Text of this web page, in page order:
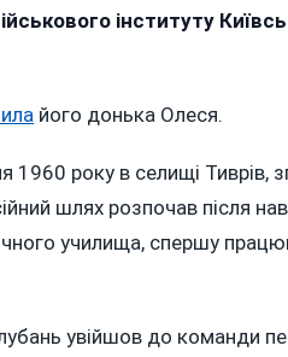
Олександр
Керівник
Міноборони
України
інституту
його донька Олеся.
1960 року в селищі Тиврів,
шлях розпочав після
училища, спершу
увійшов до команди